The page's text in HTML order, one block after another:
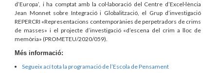
d’Europa’, i ha comptat amb la col·laboració del Centre d’Excel·lència
Jean Monnet sobre Integració i Globalització, el Grup d’investigació
REPERCRI «Representacions contemporànies de perpetradors de crims
de masses» i el projecte d’investigació «d’escena del crim a lloc de
memòria» (PROMETEU/2020/059).
Més informació:
Segueix ací tota la programació de l’Escola de Pensament